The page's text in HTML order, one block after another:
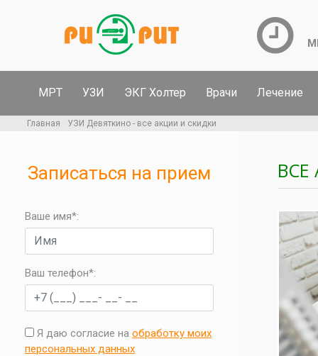
МРТ УЗИ ЭКГ Холтер Врачи Лечение
Главная УЗИ Девяткино - все акции и скидки
Записаться на прием
Ваше имя*:
Ваш телефон*:
Я даю согласие на обработку моих
персональных данных